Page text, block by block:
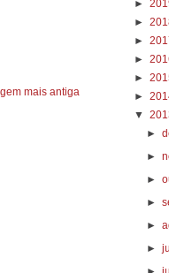
mais antiga
►
►
►
►
►
►
▼
►
►
►
►
►
►